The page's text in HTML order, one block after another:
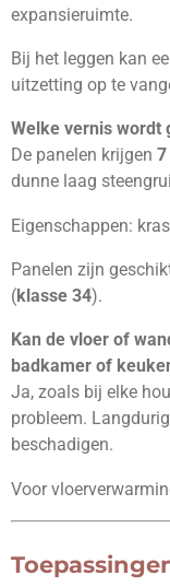
expansieruimte.
Bij het leggen kan
uitzetting op te
Welke vernis wordt
De panelen krijgen
dunne laag
Eigenschappen:
Panelen zijn
(klasse 34).
Kan de vloer of
badkamer of
Ja, zoals bij elke
probleem.
beschadigen.
Voor